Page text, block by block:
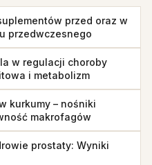
przed oraz w
przedwczesnego
w regulacji choroby
i metabolizm
kurkumy – nośniki
makrofagów
prostaty: Wyniki